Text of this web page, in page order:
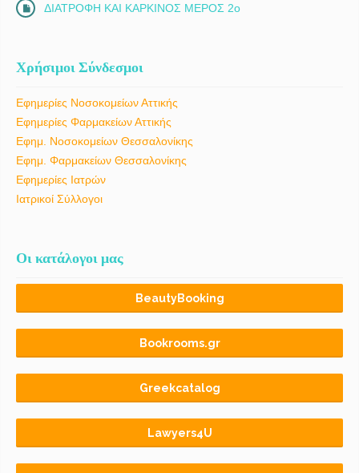
ΔΙΑΤΡΟΦΗ ΚΑΙ ΚΑΡΚΙΝΟΣ ΜΕΡΟΣ 2ο
Χρήσιμοι Σύνδεσμοι
Εφημερίες Νοσοκομείων Αττικής
Εφημερίες Φαρμακείων Αττικής
Εφημ. Νοσοκομείων Θεσσαλονίκης
Εφημ. Φαρμακείων Θεσσαλονίκης
Εφημερίες Ιατρών
Ιατρικοί Σύλλογοι
Οι κατάλογοι μας
BeautyBooking
Bookrooms.gr
Greekcatalog
Lawyers4U